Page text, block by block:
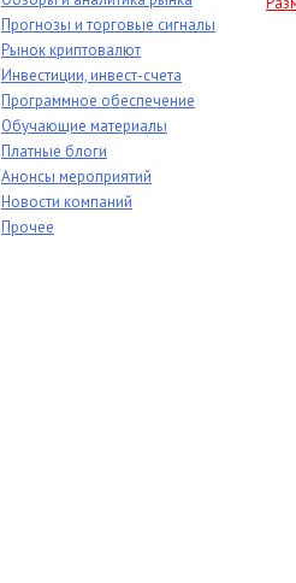
Прогнозы и торговые сигналы
Рынок криптовалют
Инвестиции, инвест-счета
Программное обеспечение
Обучающие материалы
Платные блоги
Анонсы мероприятий
Новости компаний
Прочее